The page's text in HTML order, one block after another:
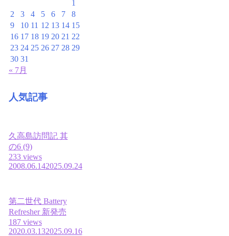
1
2
3 4 5 6 7
8
9
10 11 12 13 14 15
16 17 18 19 20 21 22
23 24 25 26 27 28 29
30 31
« 7月
人気記事
久高島訪問記 其
の6 (9)
233 views
2008.06.142025.09.24
第二世代 Battery
Refresher 新発売
187 views
2020.03.132025.09.16